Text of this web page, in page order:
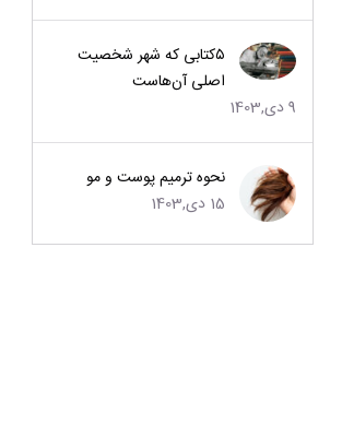
۵کتابی که شهر شخصیت
اصلی آن‌هاست
9 دی,1403
نحوه ترمیم پوست و مو
15 دی,1403